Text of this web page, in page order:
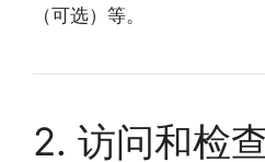
（可选）等。
2. 访问和检